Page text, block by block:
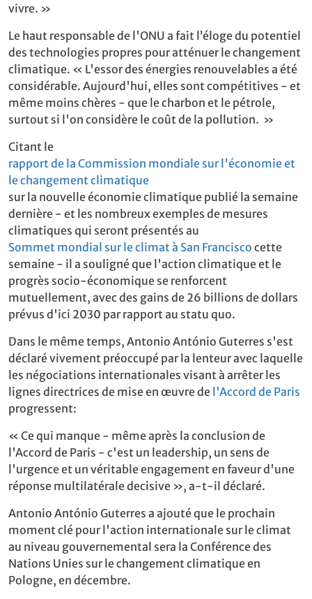
vivre. »
Le haut responsable de l'ONU a fait l’éloge du potentiel
des technologies propres pour atténuer le changement
climatique. « L'essor des énergies renouvelables a été
considérable. Aujourd'hui, elles sont compétitives - et
même moins chères - que le charbon et le pétrole,
surtout si l'on considère le coût de la pollution. »
Citant le
rapport de la Commission mondiale sur l'économie et
le changement climatique
sur la nouvelle économie climatique publié la semaine
dernière - et les nombreux exemples de mesures
climatiques qui seront présentés au
Sommet mondial sur le climat à San Francisco cette
semaine - il a souligné que l'action climatique et le
progrès socio-économique se renforcent
mutuellement, avec des gains de 26 billions de dollars
prévus d'ici 2030 par rapport au statu quo.
Dans le même temps, Antonio António Guterres s'est
déclaré vivement préoccupé par la lenteur avec laquelle
les négociations internationales visant à arrêter les
lignes directrices de mise en œuvre de l'Accord de Paris
progressent:
« Ce qui manque - même après la conclusion de
l'Accord de Paris - c'est un leadership, un sens de
l'urgence et un véritable engagement en faveur d'une
réponse multilatérale decisive », a-t-il déclaré.
Antonio António Guterres a ajouté que le prochain
moment clé pour l'action internationale sur le climat
au niveau gouvernemental sera la Conférence des
Nations Unies sur le changement climatique en
Pologne, en décembre.